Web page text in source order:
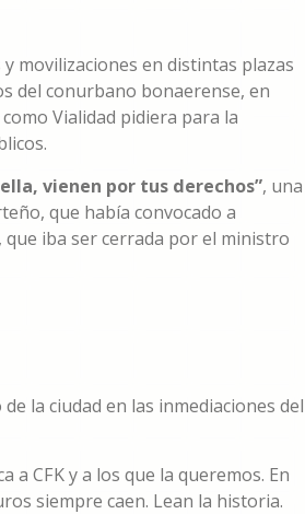
movilizaciones en distintas plazas
del conurbano bonaerense, en
Vialidad pidiera para la
vienen por tus derechos”, una
que había convocado a
que iba ser cerrada por el ministro
la ciudad en las inmediaciones del
CFK y a los que la queremos. En
siempre caen. Lean la historia.